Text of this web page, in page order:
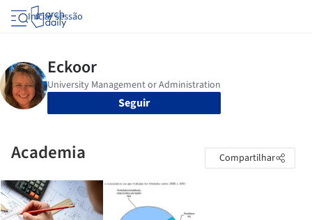
Iniciar sessão
Seguir
Academia Compartilhar